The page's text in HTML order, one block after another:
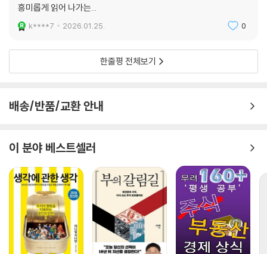
흥미롭게 읽어 나가는...
k****7 2026.01.25. 0
한줄평 전체보기
배송/반품/교환 안내
이 분야 베스트셀러